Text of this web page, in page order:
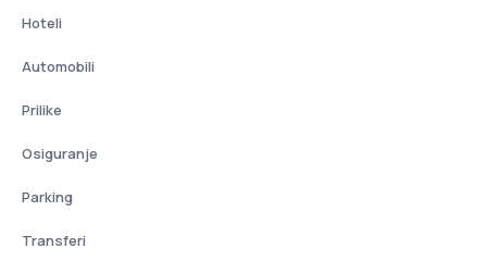
Hoteli
Automobili
Prilike
Osiguranje
Parking
Transferi